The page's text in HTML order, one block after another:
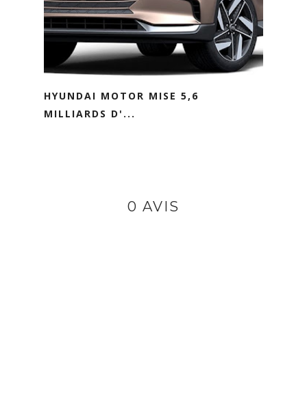
HYUNDAI MOTOR MISE 5,6
MILLIARDS D'...
0 AVIS